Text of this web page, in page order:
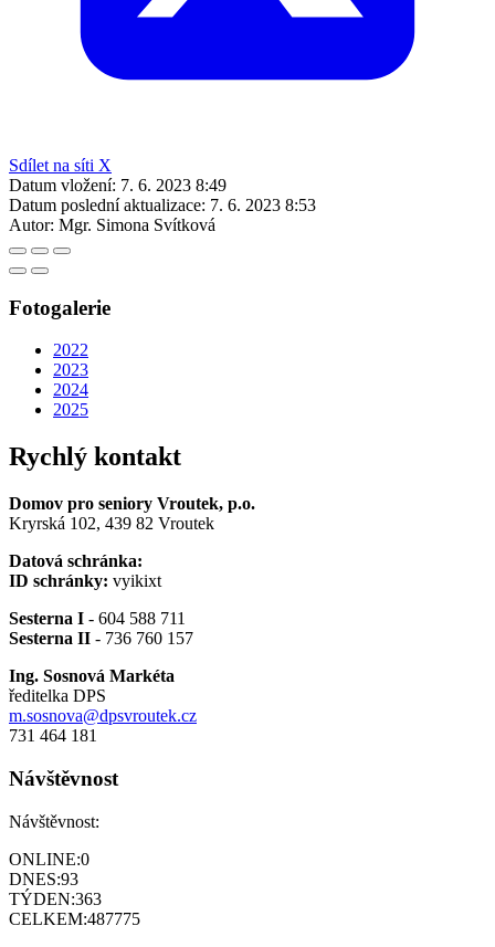
Sdílet na síti X
Datum vložení: 7. 6. 2023 8:49
Datum poslední aktualizace: 7. 6. 2023 8:53
Autor: Mgr. Simona Svítková
Fotogalerie
2022
2023
2024
2025
Rychlý kontakt
Domov pro seniory Vroutek, p.o.
Kryrská 102, 439 82 Vroutek
Datová schránka:
ID schránky: vyikixt
Sesterna I - 604 588 711
Sesterna II - 736 760 157
Ing. Sosnová Markéta
ředitelka DPS
m.sosnova@dpsvroutek.cz
731 464 181
Návštěvnost
Návštěvnost:
ONLINE:0
DNES:93
TÝDEN:363
CELKEM:487775